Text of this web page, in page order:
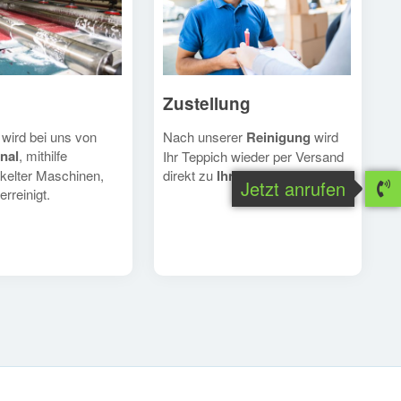
bei uns von
, mithilfe
Maschinen,
Zustellung
Nach unserer Reinigung wird
Ihr Teppich wieder per Versand
direkt zu Ihnengeschickt.
Jetzt anrufen